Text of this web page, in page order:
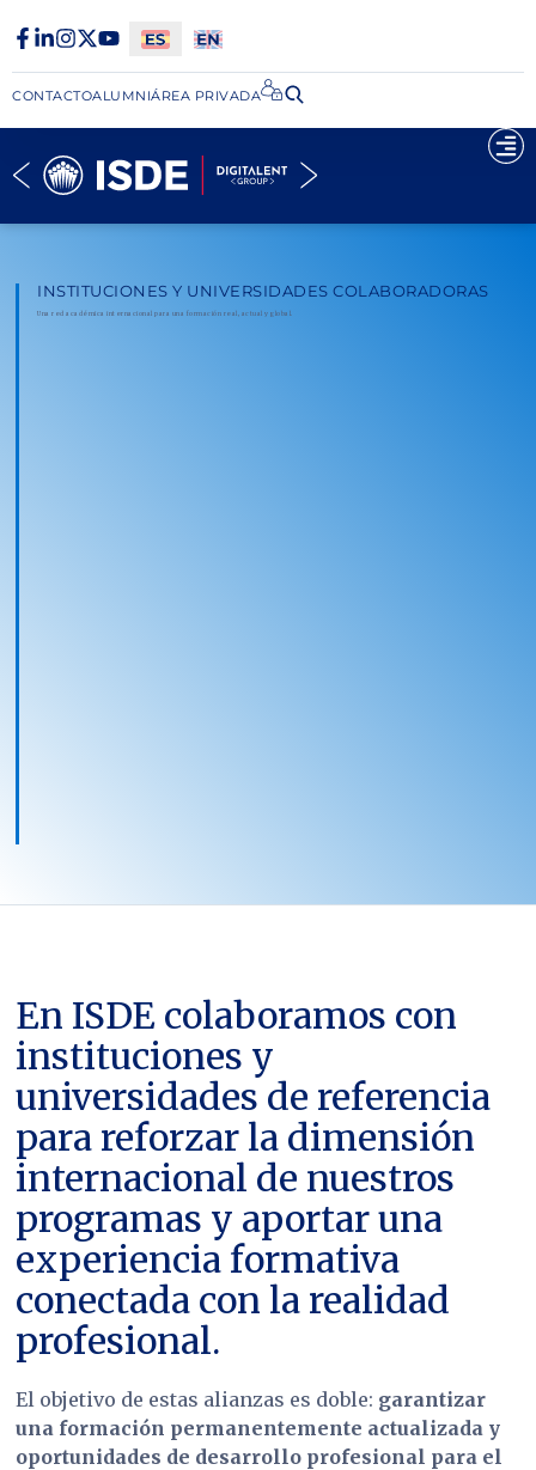
CONTACTOALUMNIÁREA PRIVADA​
INSTITUCIONES Y UNIVERSIDADES COLABORADORAS
Una red académica internacional para una formación real, actual y global.
En ISDE colaboramos con
instituciones y
universidades de referencia
para reforzar la dimensión
internacional de nuestros
programas y aportar una
experiencia formativa
conectada con la realidad
profesional.
El objetivo de estas alianzas es doble: garantizar
una formación permanentemente actualizada y
oportunidades de desarrollo profesional para el